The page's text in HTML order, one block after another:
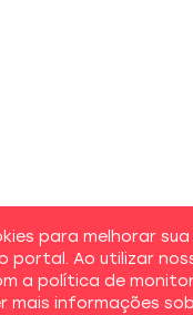
para melhorar
portal. Ao utilizar
a política de
mais informações